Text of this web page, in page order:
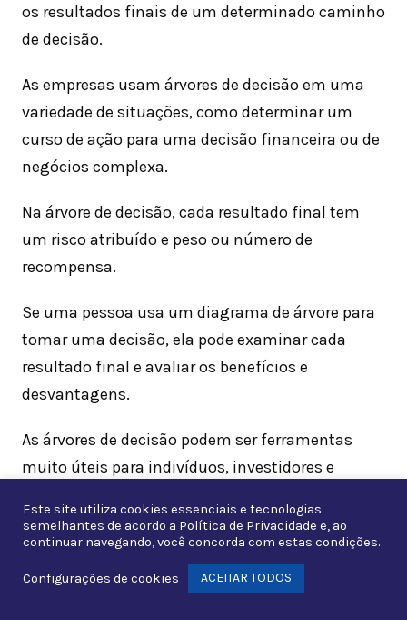
os resultados finais de um determinado caminho
de decisão.
As empresas usam árvores de decisão em uma
variedade de situações, como determinar um
curso de ação para uma decisão financeira ou de
negócios complexa.
Na árvore de decisão, cada resultado final tem
um risco atribuído e peso ou número de
recompensa.
Se uma pessoa usa um diagrama de árvore para
tomar uma decisão, ela pode examinar cada
resultado final e avaliar os benefícios e
desvantagens.
As árvores de decisão podem ser ferramentas
muito úteis para indivíduos, investidores e
uma forma visual para analisar uma decisão
complexa.
Embora tenham suas desvantagens – nenhum
Este site utiliza cookies essenciais e tecnologias
semelhantes de acordo a Política de Privacidade e, ao
continuar navegando, você concorda com estas condições.
Configurações de cookies ACEITAR TODOS